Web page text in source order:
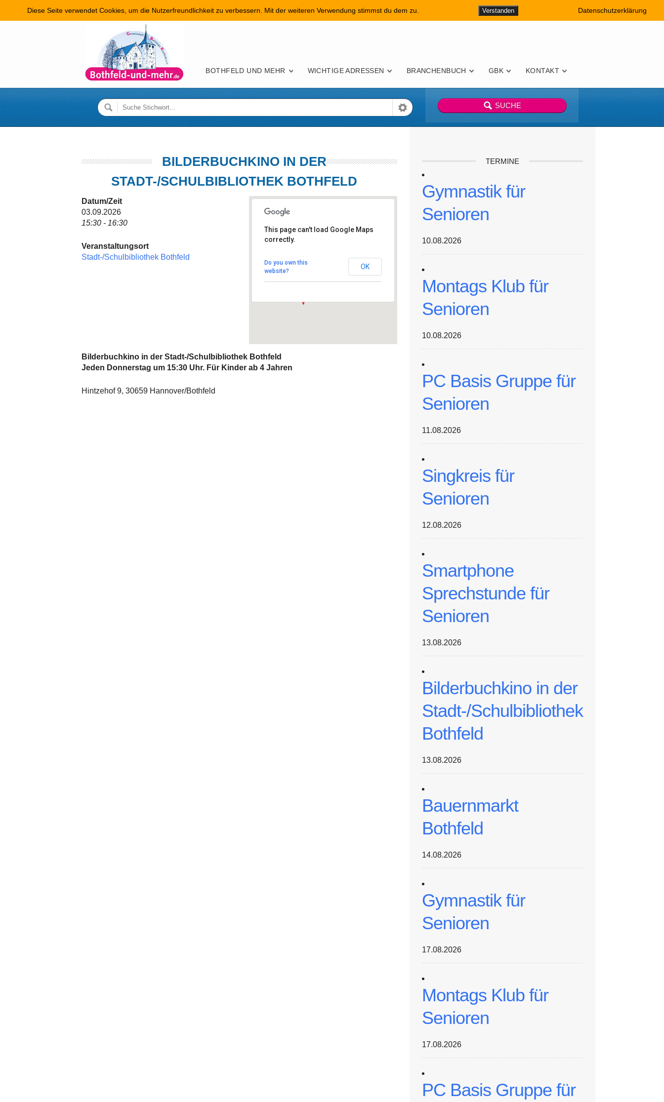
Hauptmenü
BOTHFELD UND MEHR WICHTIGE ADRESSEN BRANCHENBUCH GBK KONTAKT
BILDERBUCHKINO IN DER
STADT-/SCHULBIBLIOTHEK BOTHFELD
Hintzehof 9 - Hannover
Veranstaltungen
This page can't load Google Maps
correctly.
Do you own this
website?
OK
Datum/Zeit
03.09.2026
15:30 - 16:30
Veranstaltungsort
Stadt-/Schulbibliothek Bothfeld
Bilderbuchkino in der Stadt-/Schulbibliothek Bothfeld
Jeden Donnerstag um 15:30 Uhr. Für Kinder ab 4 Jahren
Hintzehof 9, 30659 Hannover/Bothfeld
TERMINE
Gymnastik für
Senioren
10.08.2026
Montags Klub für
Senioren
10.08.2026
PC Basis Gruppe für
Senioren
11.08.2026
Singkreis für
Senioren
12.08.2026
Smartphone
Sprechstunde für
Senioren
13.08.2026
Bilderbuchkino in der
Stadt-/Schulbibliothek
Bothfeld
13.08.2026
Bauernmarkt
Bothfeld
14.08.2026
Gymnastik für
Senioren
17.08.2026
Montags Klub für
Senioren
17.08.2026
PC Basis Gruppe für
Diese Seite verwendet Cookies, um die Nutzerfreundlichkeit zu verbessern. Mit der weiteren Verwendung stimmst du dem zu. Verstanden Datenschutzerklärung